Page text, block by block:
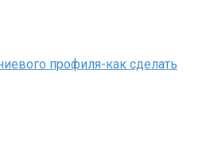
профиля-как сделать